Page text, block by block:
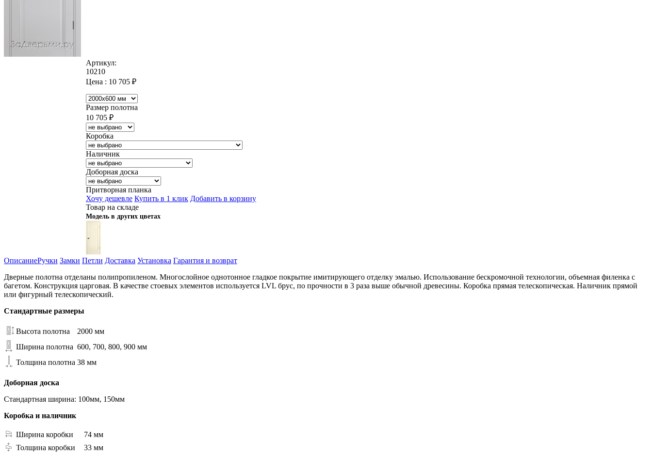
Артикул:
10210
Цена : 10 705 ₽
Размер полотна
10 705 ₽
Коробка
Наличник
Доборная доска
Притворная планка
Хочу дешевле Купить в 1 клик Добавить в корзину
Товар на складе
Модель в других цветах
ОписаниеРучки Замки Петли Доставка Установка Гарантия и возврат
Дверные полотна отделаны полипропиленом. Многослойное однотонное гладкое покрытие имитирующего отделку эмалью. Использование бескромочной технологии, объемная филенка с
багетом. Конструкция царговая. В качестве стоевых элементов используется LVL брус, по прочности в 3 раза выше обычной древесины. Коробка прямая телескопическая. Наличник прямой
или фигурный телескопический.
Стандартные размеры
Высота полотна
2000 мм
Ширина полотна 600, 700, 800, 900 мм
Толщина полотна 38 мм
Доборная доска
Стандартная ширина: 100мм, 150мм
Коробка и наличник
Ширина коробки
74 мм
Толщина коробки
33 мм